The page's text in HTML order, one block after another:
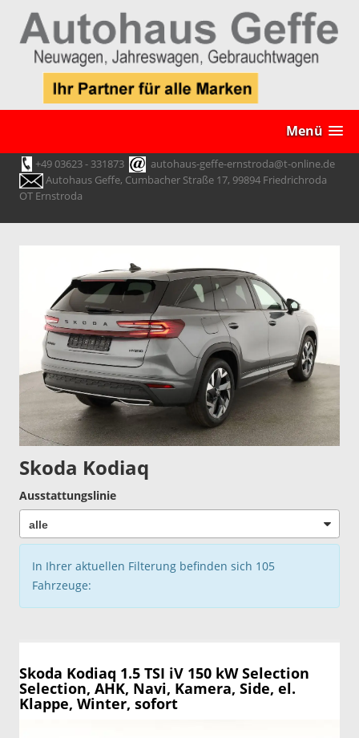
Menü
+49 03623 - 331873
autohaus-geffe-ernstroda@t-online.de
Autohaus Geffe, Cumbacher Straße 17, 99894 Friedrichroda
OT Ernstroda
Skoda Kodiaq
Ausstattungslinie
In Ihrer aktuellen Filterung befinden sich 105
Fahrzeuge:
Skoda Kodiaq 1.5 TSI iV 150 kW Selection
Selection, AHK, Navi, Kamera, Side, el.
Klappe, Winter, sofort